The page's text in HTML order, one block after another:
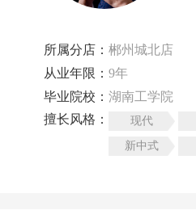
所属分店： 郴州城北店
从业年限： 9年
毕业院校： 湖南工学院
擅长风格：
现代
新中式